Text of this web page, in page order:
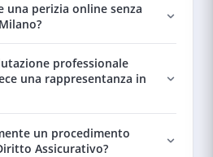
una perizia online senza
professionale
una rappresentanza in
un procedimento
Assicurativo?